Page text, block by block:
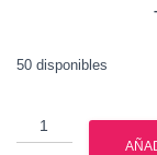
50 disponibles
Genotropin
c